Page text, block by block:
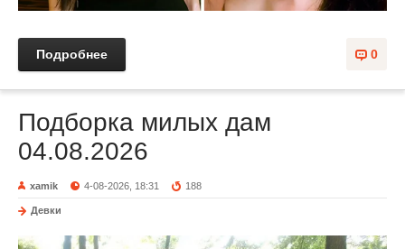
0
Подробнее
Подборка милых дам
04.08.2026
xamik 4-08-2026, 18:31 188
Девки